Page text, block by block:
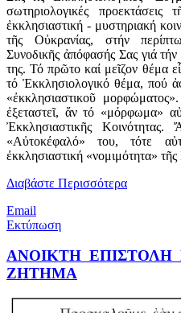
σωτηριολογικές προεκτάσεις
ἐκκλησιαστική - μυστηριακή
τῆς Οὐκρανίας, στήν
Συνοδικῆς ἀπόφασής Σας γιά
της. Τό πρῶτο καί μεῖζον θέμα
τό Ἐκκλησιολογικό θέμα, πού
«ἐκκλησιαστικοῦ
ἐξεταστεῖ, ἄν τό «μόρφωμα»
Ἐκκλησιαστικῆς Κοινότητας.
«Αὐτοκέφαλό» του, τότε
ἐκκλησιαστική «νομιμότητα»
Διαβάστε Περισσότερα
Email
Εκτύπωση
ΑΝΟΙΚΤΗ ΕΠΙΣΤΟΛΗ
ΖΗΤΗΜΑ